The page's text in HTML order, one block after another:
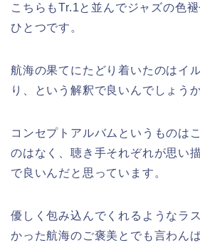
こちらもTr.1と並んでジャズの色
ひとつです。
航海の果てにたどり着いたのはイ
り、という解釈で良いんでしょう
コンセプトアルバムというものは
のはなく、聴き手それぞれが思い
で良いんだと思っています。
優しく包み込んでくれるようなラ
かった航海のご褒美とでも言わん